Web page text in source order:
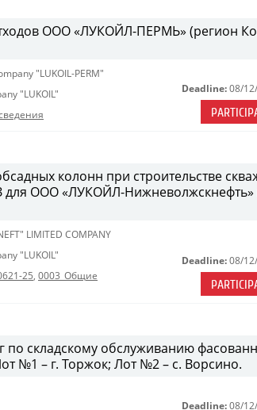
ООО «ЛУКОЙЛ-ПЕРМЬ» (регион
"LUKOIL-PERM"
"LUKOIL"
Deadline: 08/
колонн при строительстве
для ООО «ЛУКОЙЛ-Нижневолжскнефть»
LIMITED COMPANY
"LUKOIL"
25, 0003_Общие
Deadline: 08/
по складскому обслуживанию
№1 – г. Торжок; Лот №2 – с. Ворсино.
Deadline: 08/